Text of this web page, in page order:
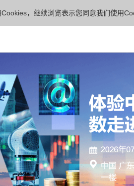
，继续浏览表示您同意我们使用